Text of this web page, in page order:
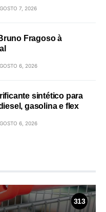
7, 2026
Fragoso à
6, 2026
sintético para
gasolina e flex
6, 2026
313